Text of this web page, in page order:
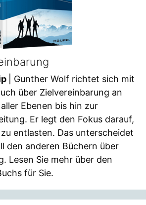
| Gunther Wolf richtet sich mit
über Zielvereinbarung an
Ebenen bis hin zur
Er legt den Fokus darauf,
entlasten. Das unterscheidet
den anderen Büchern über
Lesen Sie mehr über den
für Sie.